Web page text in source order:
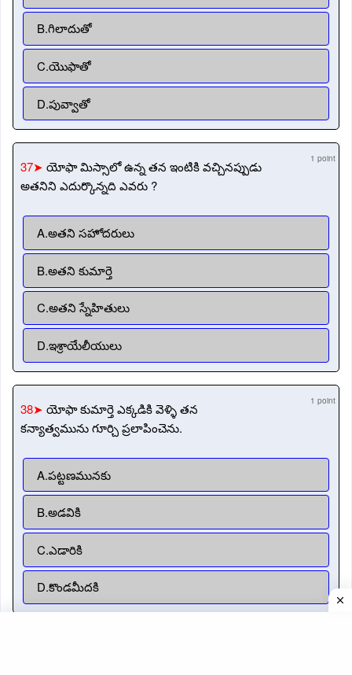
B.గిలాదుతో
C.యొఫాతో
D.పువ్వాతో
37➤ యోఫా మిస్సాలో ఉన్న తన ఇంటికి వచ్చినప్పుడు
అతనిని ఎదుర్కొన్నది ఎవరు ?
1 point
A.అతని సహోదరులు
B.అతని కుమార్తె
C.అతని స్నేహితులు
D.ఇశ్రాయేలీయులు
38➤ యోఫా కుమార్తె ఎక్కడికి వెళ్ళి తన
కన్యాత్వమును గూర్చి ప్రలాపించెను.
1 point
A.పట్టణమునకు
B.అడవికి
C.ఎడారికి
D.కొండమీదకి